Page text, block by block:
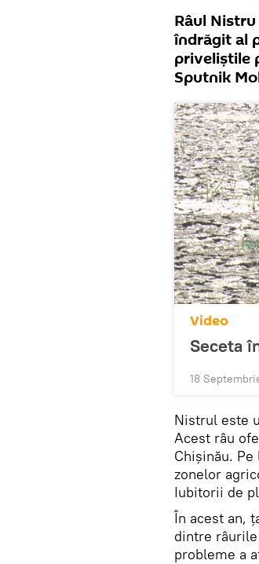
Râul
îndrăgit al
priveliștile
Sputnik
Video
Seceta
18
Nistrul este
Acest râu
Chișinău.
zonelor
Iubitorii de
În acest an,
dintre
probleme a